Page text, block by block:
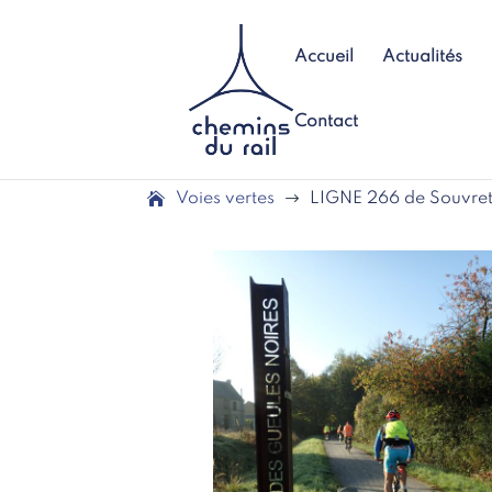
Accueil Actualités
Contact
Voies vertes $ LIGNE 266 de